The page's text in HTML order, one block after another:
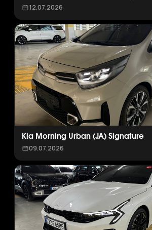
12.07.2026
Kia Morning Urban (JA) Signature
09.07.2026